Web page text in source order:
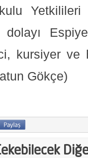
dolayı
kursiyer ve
Gökçe)